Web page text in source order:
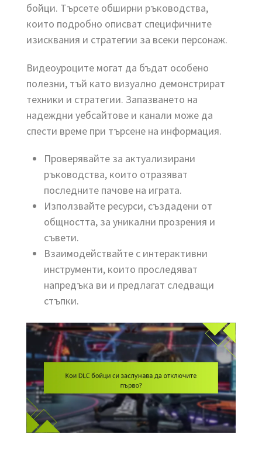
бойци. Търсете обширни ръководства,
които подробно описват специфичните
изисквания и стратегии за всеки персонаж.
Видеоуроците могат да бъдат особено
полезни, тъй като визуално демонстрират
техники и стратегии. Запазването на
надеждни уебсайтове и канали може да
спести време при търсене на информация.
Проверявайте за актуализирани
ръководства, които отразяват
последните пачове на играта.
Използвайте ресурси, създадени от
общността, за уникални прозрения и
съвети.
Взаимодействайте с интерактивни
инструменти, които проследяват
напредъка ви и предлагат следващи
стъпки.